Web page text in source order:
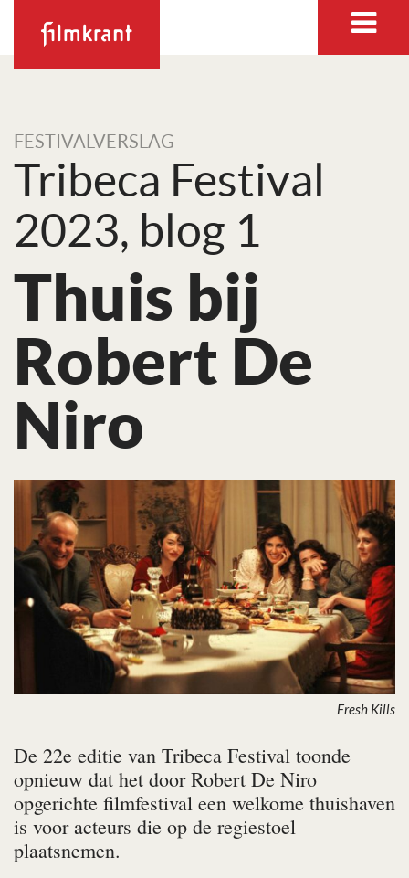
FESTIVALVERSLAG
Tribeca Festival
2023, blog 1
Thuis bij
Robert De
Niro
Fresh Kills
De 22e editie van Tribeca Festival toonde
opnieuw dat het door Robert De Niro
opgerichte filmfestival een welkome thuishaven
is voor acteurs die op de regiestoel
plaatsnemen.